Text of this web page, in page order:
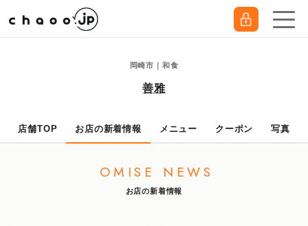
岡崎市｜和食
善雅
店舗TOP お店の新着情報 メニュー クーポン 写真
OMISE NEWS
お店の新着情報